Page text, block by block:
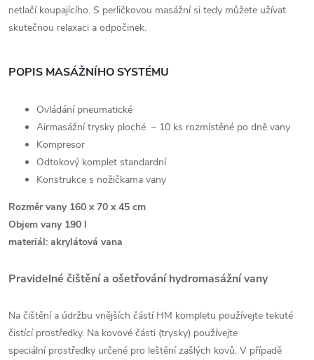
netlačí koupajícího. S perličkovou masážní si tedy můžete užívat
skutečnou relaxaci a odpočinek.
POPIS MASÁŽNÍHO SYSTÉMU
Ovládání pneumatické
Airmasážní trysky ploché – 10 ks rozmístěné po dně vany
Kompresor
Odtokový komplet standardní
Konstrukce s nožičkama vany
Rozměr vany 160 x 70 x 45 cm
Objem vany 190 l
materiál: akrylátová vana
Pravidelné čištění a ošetřování hydromasážní vany
Na čištění a údržbu vnějších částí HM kompletu používejte tekuté
čistící prostředky. Na kovové části (trysky) používejte
speciální prostředky určené pro leštění zašlých kovů. V případě